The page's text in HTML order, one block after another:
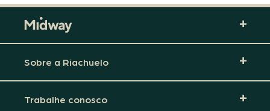
Sobre a Riachuelo
Trabalhe conosco